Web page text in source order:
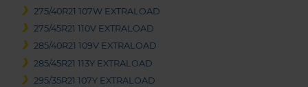
275/40R21 107W EXTRALOAD
275/45R21 110V EXTRALOAD
285/40R21 109V EXTRALOAD
285/45R21 113Y EXTRALOAD
295/35R21 107Y EXTRALOAD